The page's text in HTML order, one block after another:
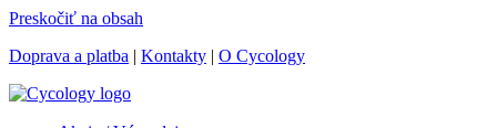
Preskočiť na obsah
Doprava a platba | Kontakty | O Cycology